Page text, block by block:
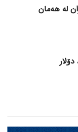
لە هەمان